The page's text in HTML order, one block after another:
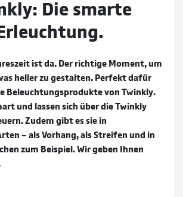
Die smarte
ist da. Der richtige Moment, um
heller zu gestalten. Perfekt dafür
Beleuchtungsprodukte von Twinkly.
und lassen sich über die Twinkly
Zudem gibt es sie in
– als Vorhang, als Streifen und in
zum Beispiel. Wir geben Ihnen